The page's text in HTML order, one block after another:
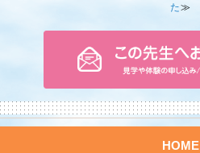
た≫
HOME